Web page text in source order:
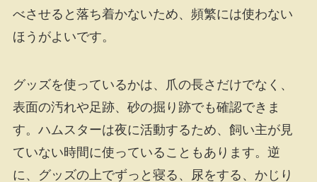
べさせると落ち着かないため、頻繁には使わない
ほうがよいです。
グッズを使っているかは、爪の長さだけでなく、
表面の汚れや足跡、砂の掘り跡でも確認できま
す。ハムスターは夜に活動するため、飼い主が見
ていない時間に使っていることもあります。逆
に、グッズの上でずっと寝る、尿をする、かじり